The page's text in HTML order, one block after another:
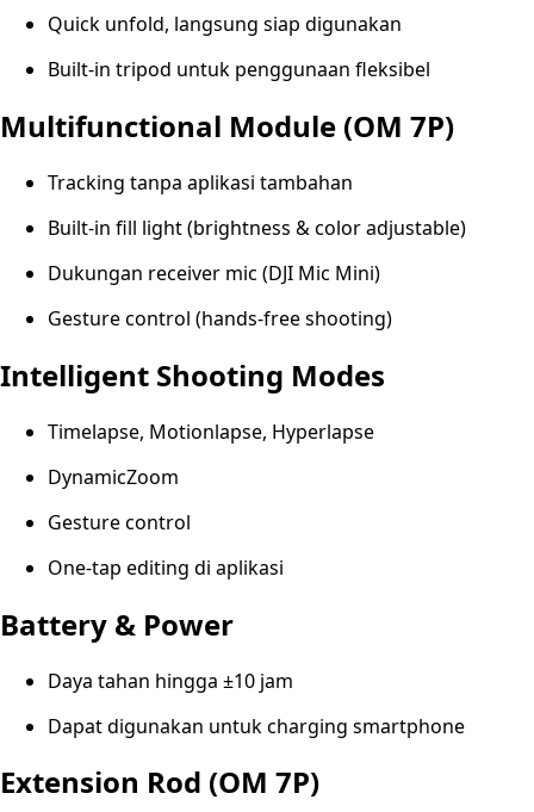
Quick unfold, langsung siap digunakan
Built-in tripod untuk penggunaan fleksibel
Multifunctional Module (OM 7P)
Tracking tanpa aplikasi tambahan
Built-in fill light (brightness & color adjustable)
Dukungan receiver mic (DJI Mic Mini)
Gesture control (hands-free shooting)
Intelligent Shooting Modes
Timelapse, Motionlapse, Hyperlapse
DynamicZoom
Gesture control
One-tap editing di aplikasi
Battery & Power
Daya tahan hingga ±10 jam
Dapat digunakan untuk charging smartphone
Extension Rod (OM 7P)